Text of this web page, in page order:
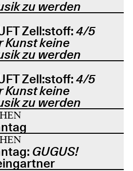
zu werden
Zell:stoff: 4/5
Kunst keine
zu werden
Zell:stoff: 4/5
Kunst keine
zu werden
GUGUS!